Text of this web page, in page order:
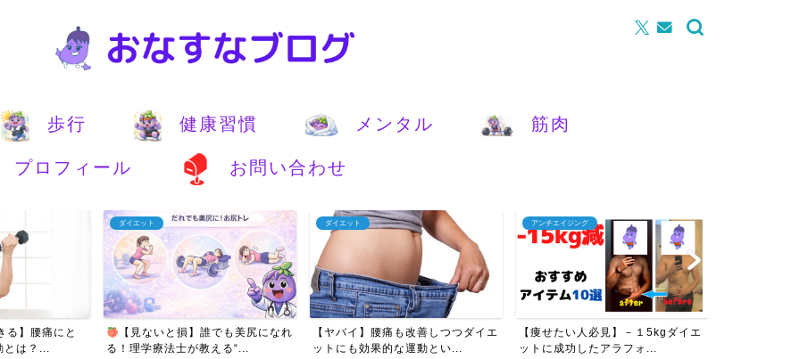
歩行 健康習慣 メンタル
筋肉
プロフィール お問い合わせ
る】腰痛にと
とは？...
ダイエット
【見ないと損】誰でも美尻になれ
る！理学療法士が教える“...
ダイエット
【ヤバイ】腰痛も改善しつつダイエ
ットにも効果的な運動とい...
アンチエイジング
【痩せたい人必見】－１5kgダイエ
ットに成功したアラフォ...